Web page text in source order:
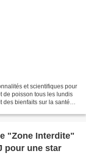
et scientifiques pour
de poisson tous les lundis
des bienfaits sur la santé
"Zone Interdite"
pour une star